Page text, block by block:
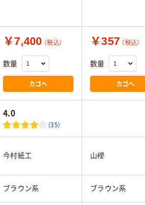
￥7,400 （税込）
数量
カゴへ
￥357 （税込）
数量
カゴへ
4.0
(35)
今村紙工 山櫻
ブラウン系 ブラウン系